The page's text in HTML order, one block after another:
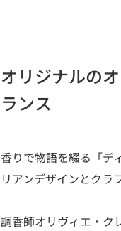
オリジナルの
ランス
香りで物語を綴る「デ
リアンデザインとクラ
調香師オリヴィエ・ク